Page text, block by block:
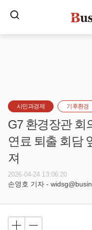
시민과경제 기후환경
G7 환경장관 회
연료 퇴출 회담
져
2026-04-24 13:06:20
손영호 기자 -